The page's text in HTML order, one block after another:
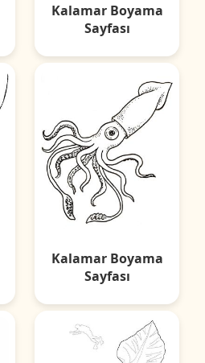
Kalamar Boyama
Sayfası
Kalamar Boyama
Sayfası